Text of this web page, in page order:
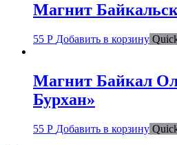
Магнит
55 Р Добавить в корзину
Магнит Байкал
Бурхан»
55 Р Добавить в корзину